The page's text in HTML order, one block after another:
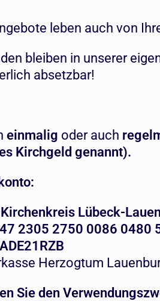
leben auch von
bleiben in unserer
absetzbar!
einmalig oder auch
Kirchgeld genannt).
Lübeck-
2305 2750 0086 0480
Herzogtum
Sie den